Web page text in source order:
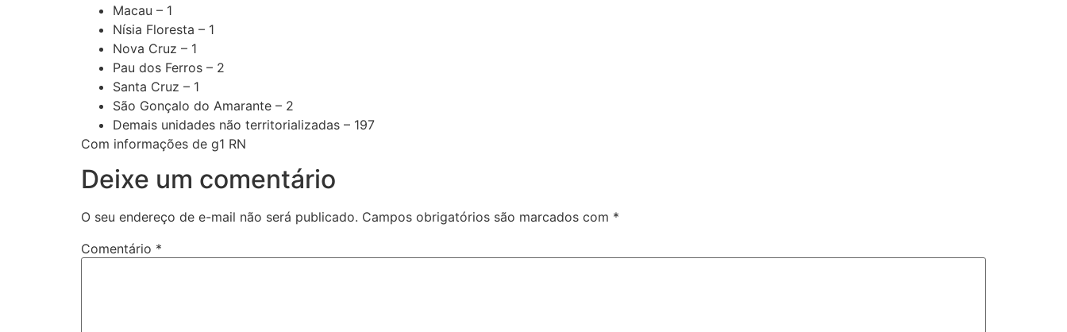
Macau – 1
Nísia Floresta – 1
Nova Cruz – 1
Pau dos Ferros – 2
Santa Cruz – 1
São Gonçalo do Amarante – 2
Demais unidades não territorializadas – 197
Com informações de g1 RN
Deixe um comentário
O seu endereço de e-mail não será publicado. Campos obrigatórios são marcados com *
Comentário *